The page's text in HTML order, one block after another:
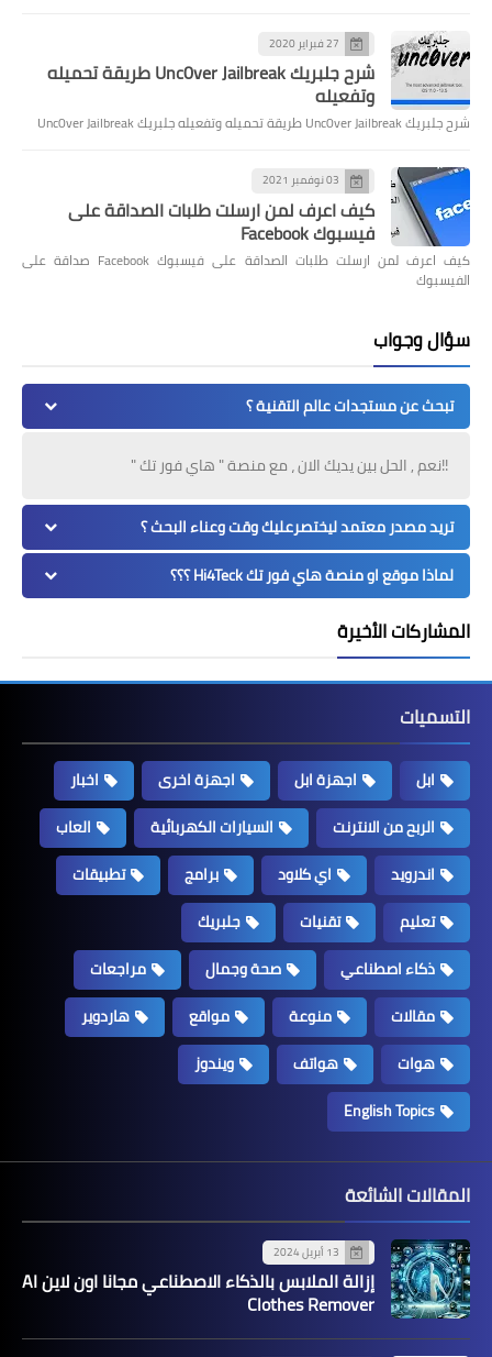
27 فبراير 2020
شرح جلبريك Unc0ver Jailbreak طريقة تحميله
وتفعيله
شرح جلبريك Unc0ver Jailbreak طريقة تحميله وتفعيله جلبريك Unc0ver Jailbreak
03 نوفمبر 2021
كيف اعرف لمن ارسلت طلبات الصداقة على
فيسبوك Facebook
كيف اعرف لمن ارسلت طلبات الصداقة على فيسبوك Facebook صداقة على
الفيسبوك
سؤال وجواب
تبحث عن مستجدات عالم التقنية ؟
!!نعم , الحل بين يديك الان ، مع منصة " هاي فور تك "
تريد مصدر معتمد ليختصرعليك وقت وعناء البحث ؟
لماذا موقع او منصة هاي فور تك Hi4Teck ؟؟؟
المشاركات الأخيرة
التسميات
ابل اجهزة ابل اجهزة اخرى
اخبار
الربح من الانترنت
السيارات الكهربائية
العاب
اندرويد
اي كلاود برامج
تطبيقات
تعليم
تقنيات
جلبريك
ذكاء اصطناعي
صحة وجمال
مراجعات
مقالات
منوعة مواقع
هاردوير
هوات
هواتف
ويندوز
English Topics
المقالات الشائعة
13 أبريل 2024
إزالة الملابس بالذكاء الاصطناعي مجانا اون لاين AI
Clothes Remover